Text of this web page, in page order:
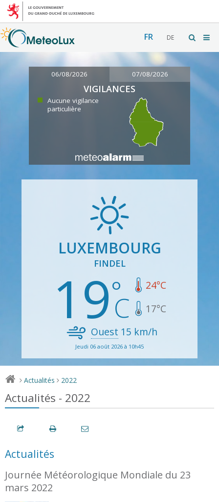
FR DE
06/08/2026 07/08/2026
VIGILANCES
Aucune vigilance
particulière
LUXEMBOURG
FINDEL
19 24°C
17°C
Ouest 15 km/h
Jeudi 06 août 2026 à 10h45
> Actualités > 2022
Actualités - 2022
Actualités
Journée Météorologique Mondiale du 23
mars 2022